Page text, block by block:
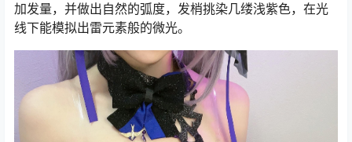
加发量，并做出自然的弧度，发梢挑染几缕浅紫色，在光
线下能模拟出雷元素般的微光。